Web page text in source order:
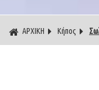
ΑΡΧΙΚΗ Κήπος